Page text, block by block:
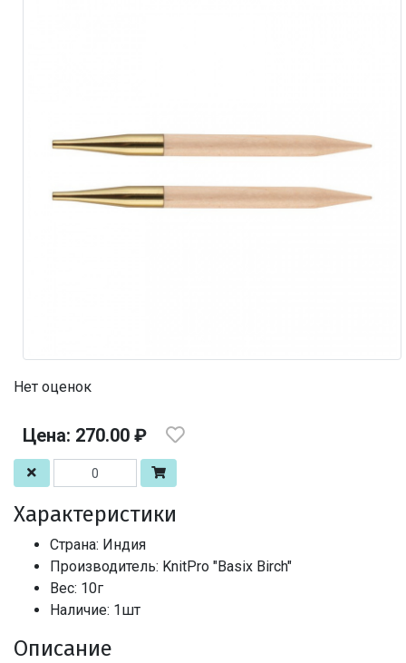
Нет оценок
Цена: 270.00 ₽
Характеристики
Страна: Индия
Производитель: KnitPro "Basix Birch"
Вес: 10г
Наличие: 1шт
Описание